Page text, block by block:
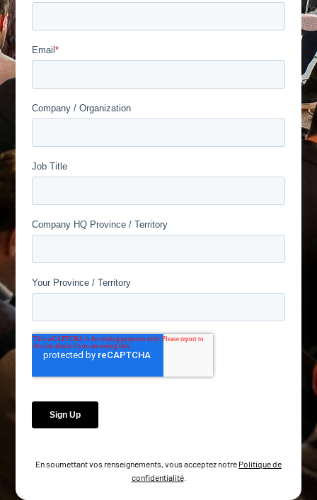
En soumettant vos renseignements, vous acceptez notre Politique de
confidentialité.